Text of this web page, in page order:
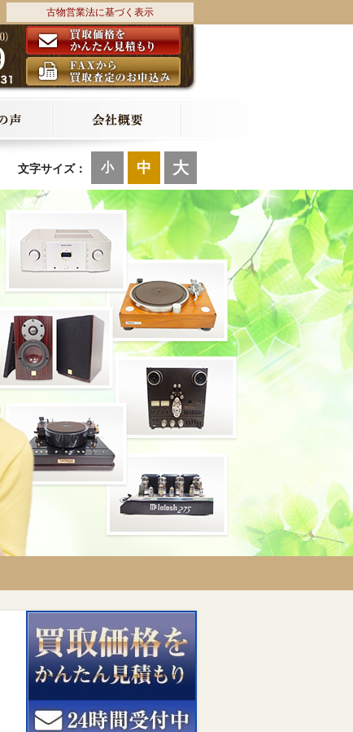
古物営業法に基づく表示
文字サイズ： 小 中 大